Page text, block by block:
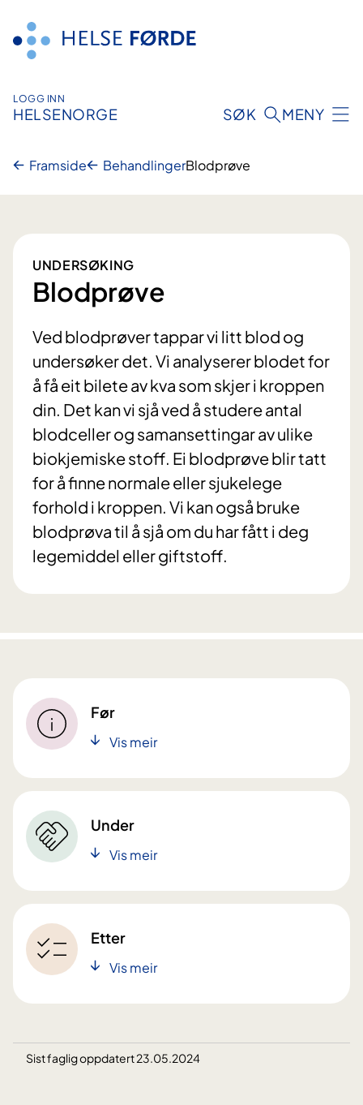
innhald
LOGG INN
HELSENORGE SØK MENY
Framside BehandlingerBlodprøve
UNDERSØKING
Blodprøve
Ved blodprøver tappar vi litt blod og
undersøker det. Vi analyserer blodet for
å få eit bilete av kva som skjer i kroppen
din. Det kan vi sjå ved å studere antal
blodceller og samansettingar av ulike
biokjemiske stoff. Ei blodprøve blir tatt
for å finne normale eller sjukelege
forhold i kroppen. Vi kan også bruke
blodprøva til å sjå om du har fått i deg
legemiddel eller giftstoff.
Før
Vis meir
Under
Vis meir
Etter
Vis meir
Sist faglig oppdatert 23.05.2024